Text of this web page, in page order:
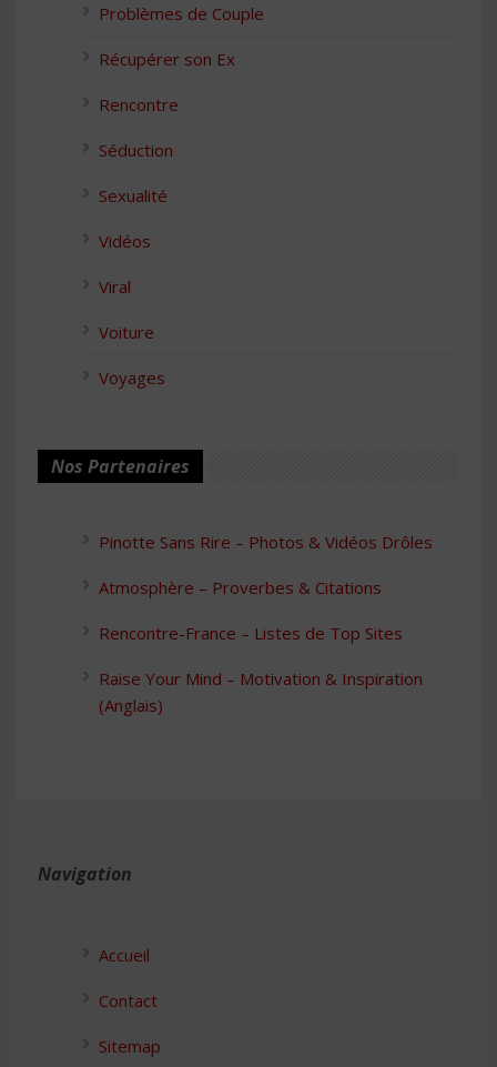
Problèmes de Couple
Récupérer son Ex
Rencontre
Séduction
Sexualité
Vidéos
Viral
Voiture
Voyages
Nos Partenaires
Pinotte Sans Rire – Photos & Vidéos Drôles
Atmosphère – Proverbes & Citations
Rencontre-France – Listes de Top Sites
Raise Your Mind – Motivation & Inspiration
(Anglais)
Navigation
Accueil
Contact
Sitemap